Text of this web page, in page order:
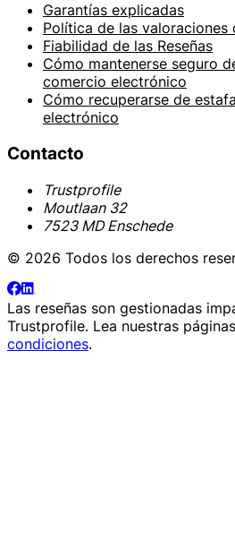
Garantías explicadas
Política de las valoraciones
Fiabilidad de las Reseñas
Cómo mantenerse seguro
comercio electrónico
Cómo recuperarse de
electrónico
Contacto
Trustprofile
Moutlaan 32
7523 MD Enschede
© 2026 Todos los derechos
Las reseñas son gestionadas
Trustprofile. Lea nuestras páginas
condiciones.